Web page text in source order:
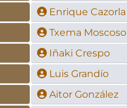
Enrique Cazorla
Txema Moscoso
Iñaki Crespo
Luis Grandío
Aitor González